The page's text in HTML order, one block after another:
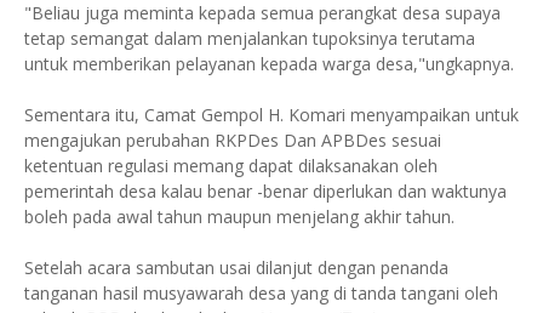
"Beliau juga meminta kepada semua perangkat desa supaya
tetap semangat dalam menjalankan tupoksinya terutama
untuk memberikan pelayanan kepada warga desa,"ungkapnya.
Sementara itu, Camat Gempol H. Komari menyampaikan untuk
mengajukan perubahan RKPDes Dan APBDes sesuai
ketentuan regulasi memang dapat dilaksanakan oleh
pemerintah desa kalau benar -benar diperlukan dan waktunya
boleh pada awal tahun maupun menjelang akhir tahun.
Setelah acara sambutan usai dilanjut dengan penanda
tanganan hasil musyawarah desa yang di tanda tangani oleh